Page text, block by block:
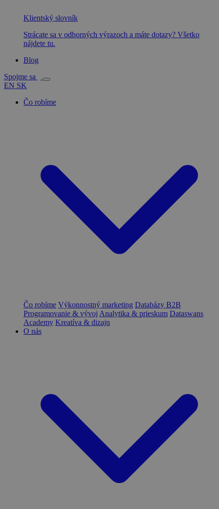
Klientský slovník
Strácate sa v odborných výrazoch a máte dotazy? Všetko
nájdete tu.
Blog
Spojme sa
EN SK
Čo robíme
Čo robíme Výkonnostný marketing Databázy B2B
Programovanie & vývoj Analytika & prieskum Dataswans
Academy Kreatíva & dizajn
O nás